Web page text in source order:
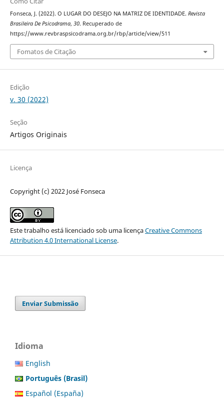
Fonseca, J. (2022). O LUGAR DO DESEJO NA MATRIZ DE IDENTIDADE. Revista
Brasileira De Psicodrama, 30. Recuperado de
https://www.revbraspsicodrama.org.br/rbp/article/view/511
Fomatos de Citação
Edição
v. 30 (2022)
Seção
Artigos Originais
Licença
Copyright (c) 2022 José Fonseca
Este trabalho está licenciado sob uma licençaCreative Commons
Attribution 4.0 International License.
Enviar Submissão
Idioma
English
Português (Brasil)
Español (España)